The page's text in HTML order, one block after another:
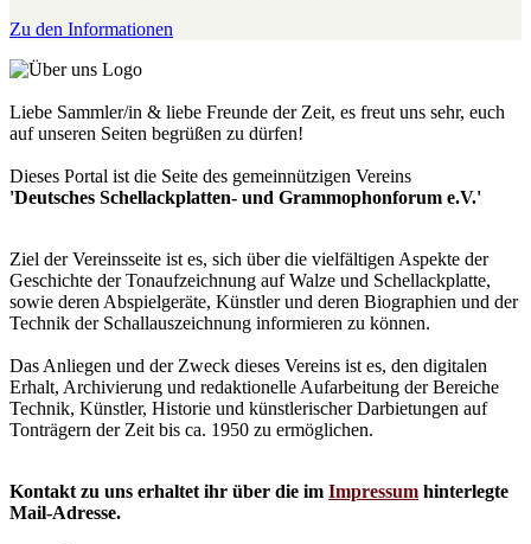
Zu den Informationen
Liebe Sammler/in & liebe Freunde der Zeit, es freut uns sehr, euch
auf unseren Seiten begrüßen zu dürfen!
Dieses Portal ist die Seite des gemeinnützigen Vereins
'Deutsches Schellackplatten- und Grammophonforum e.V.'
Ziel der Vereinsseite ist es, sich über die vielfältigen Aspekte der
Geschichte der Tonaufzeichnung auf Walze und Schellackplatte,
sowie deren Abspielgeräte, Künstler und deren Biographien und der
Technik der Schallauszeichnung informieren zu können.
Das Anliegen und der Zweck dieses Vereins ist es, den digitalen
Erhalt, Archivierung und redaktionelle Aufarbeitung der Bereiche
Technik, Künstler, Historie und künstlerischer Darbietungen auf
Tonträgern der Zeit bis ca. 1950 zu ermöglichen.
Kontakt zu uns erhaltet ihr über die im Impressum hinterlegte
Mail-Adresse.